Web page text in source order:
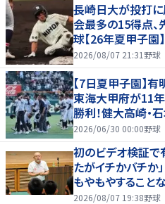
長崎日大が投打に
会最多の15得点
球【26年夏甲子園】
2026/08/07 21:31 野球
【7日夏甲子園】
東海大甲府が11
勝利！健大高崎・
2026/06/30 00:00野球
初のビデオ検証で
たがイチかバチか
もやもやすること
2026/08/07 19:38野球